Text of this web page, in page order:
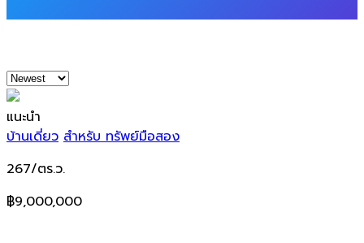
แนะนำ
บ้านเดี่ยว สำหรับ ทรัพย์มือสอง
267/ตร.ว.
฿9,000,000